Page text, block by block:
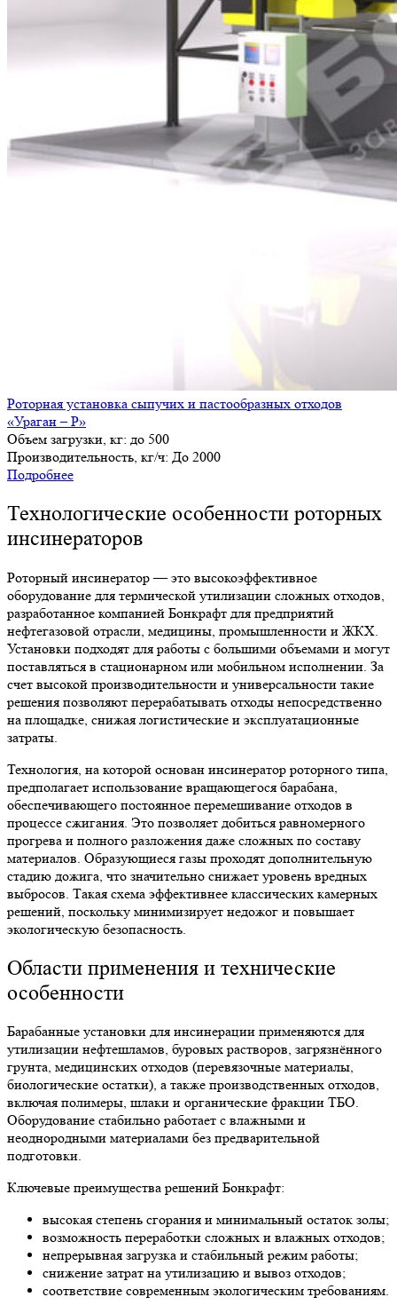
Роторная установка сыпучих и пастообразных отходов
«Ураган – Р»
Объем загрузки, кг: до 500
Производительность, кг/ч: До 2000
Подробнее
Технологические особенности роторных
инсинераторов
Роторный инсинератор— это высокоэффективное
оборудование для термической утилизации сложных отходов,
разработанное компанией Бонкрафт для предприятий
нефтегазовой отрасли, медицины, промышленности и ЖКХ.
Установки подходят для работы с большими объемами и могут
поставляться в стационарном или мобильном исполнении. За
счет высокой производительности и универсальности такие
решения позволяют перерабатывать отходы непосредственно
на площадке, снижая логистические и эксплуатационные
затраты.
Технология, на которой основан инсинератор роторного типа
предполагает использование вращающегося барабана,
обеспечивающего постоянное перемешивание отходов в
процессе сжигания. Это позволяет добиться равномерного
прогрева и полного разложения даже сложных по составу
материалов. Образующиеся газы проходят дополнительную
стадию дожига, что значительно снижает уровень вредных
выбросов. Такая схема эффективнее классических камерных
решений, поскольку минимизирует недожог и повышает
экологическую безопасность.
Области применения и технические
особенности
Барабанные установки для инсинерации применяются для
утилизации нефтешламов, буровых растворов, загрязнённого
грунта, медицинских отходов (перевязочные материалы,
биологические остатки), а также производственных отходов,
включая полимеры, шлаки и органические фракции ТБО.
Оборудование стабильно работает с влажными и
неоднородными материалами без предварительной
подготовки.
Ключевые преимущества решений Бонкрафт:
высокая степень сгорания и минимальный остаток золы;
возможность переработки сложных и влажных отходов;
непрерывная загрузка и стабильный режим работы;
снижение затрат на утилизацию и вывоз отходов;
соответствие современным экологическим требованиям.